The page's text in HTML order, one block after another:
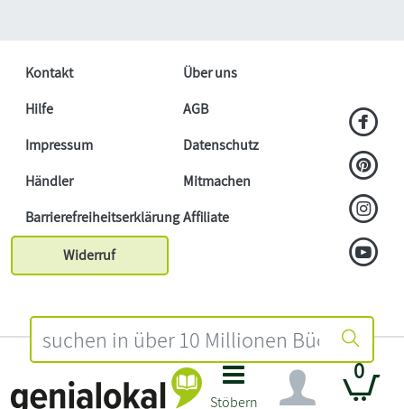
Stöbern
0
Kontakt
Über uns
Hilfe
AGB
Impressum
Datenschutz
Händler
Mitmachen
BarrierefreiheitserklärungAffiliate
Widerruf